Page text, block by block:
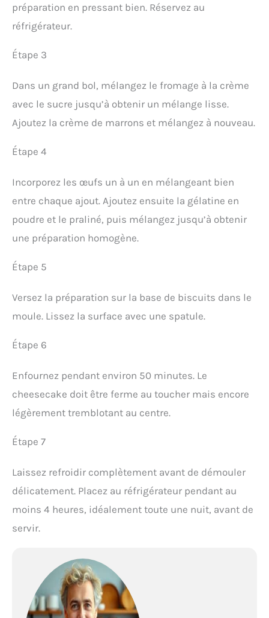
préparation en pressant bien. Réservez au
réfrigérateur.
Étape 3
Dans un grand bol, mélangez le fromage à la crème
avec le sucre jusqu’à obtenir un mélange lisse.
Ajoutez la crème de marrons et mélangez à nouveau.
Étape 4
Incorporez les œufs un à un en mélangeant bien
entre chaque ajout. Ajoutez ensuite la gélatine en
poudre et le praliné, puis mélangez jusqu’à obtenir
une préparation homogène.
Étape 5
Versez la préparation sur la base de biscuits dans le
moule. Lissez la surface avec une spatule.
Étape 6
Enfournez pendant environ 50 minutes. Le
cheesecake doit être ferme au toucher mais encore
légèrement tremblotant au centre.
Étape 7
Laissez refroidir complètement avant de démouler
délicatement. Placez au réfrigérateur pendant au
moins 4 heures, idéalement toute une nuit, avant de
servir.